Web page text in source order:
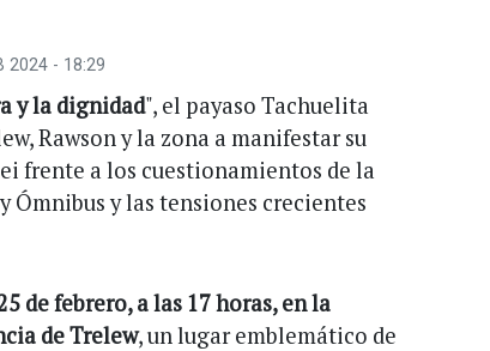
2024 - 18:29
y la dignidad", el payaso Tachuelita
Rawson y la zona a manifestar su
frente a los cuestionamientos de la
Ómnibus y las tensiones crecientes
de febrero, a las 17 horas, en la
de Trelew, un lugar emblemático de